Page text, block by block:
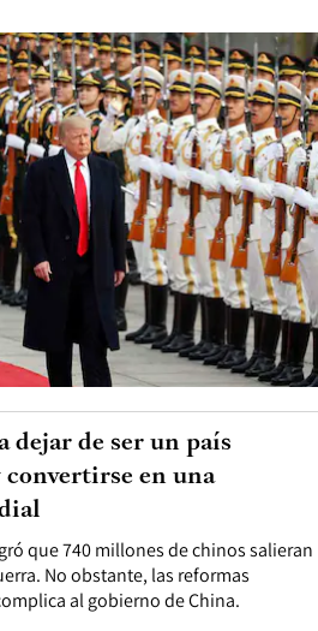
que 740 millones de chinos salieran
No obstante, las reformas
al gobierno de China.
dejar de ser un país
en una